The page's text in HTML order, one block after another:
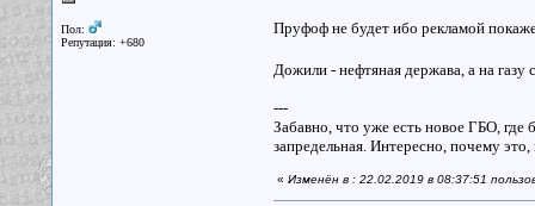
Пол:
Репутация: +680
Пруфоф не будет ибо рекламой
Дожили - нефтяная держава, а на газу
---
Забавно, что уже есть новое ГБО, где
запредельная. Интересно, почему
« Изменён в : 22.02.2019 в 08:37:51